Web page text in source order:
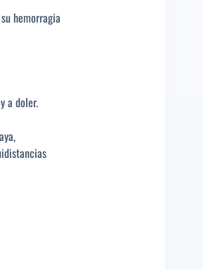
hemorragia
a doler.